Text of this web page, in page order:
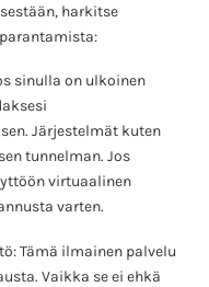
harkitse
sinulla on ulkoinen
Järjestelmät kuten
tunnelman. Jos
virtuaalinen
varten.
Tämä ilmainen palvelu
Vaikka se ei ehkä